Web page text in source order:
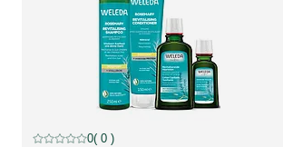
NIEUW, korting
0( 0 )